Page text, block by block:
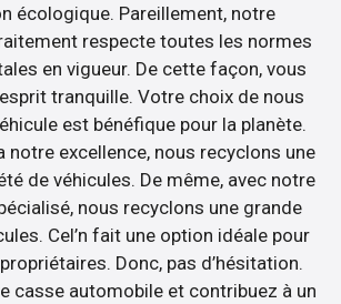
écologique. Pareillement, notre
respecte toutes les normes
en vigueur. De cette façon, vous
tranquille. Votre choix de nous
est bénéfique pour la planète.
notre excellence, nous recyclons une
de véhicules. De même, avec notre
nous recyclons une grande
Cel’n fait une option idéale pour
Donc, pas d’hésitation.
casse automobile et contribuez à un